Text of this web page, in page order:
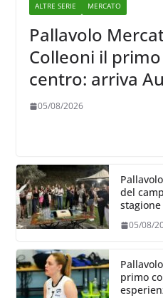
ALTRE SERIE MERCATO
Pallavolo
Colleoni il
centro: arriva
05/08/2026
del
05/08/
primo